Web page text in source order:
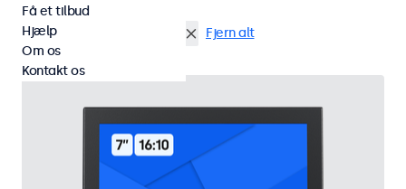
HDMI Fjern alt
Få et tilbud
Hjælp
Om os
Kontakt os